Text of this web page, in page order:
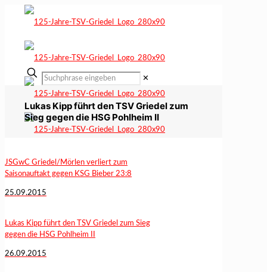
✕
Lukas Kipp führt den TSV Griedel zum
Sieg gegen die HSG Pohlheim II
JSGwC Griedel/Mörlen verliert zum
Saisonauftakt gegen KSG Bieber 23:8
25.09.2015
Lukas Kipp führt den TSV Griedel zum Sieg
gegen die HSG Pohlheim II
26.09.2015